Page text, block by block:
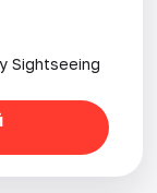
Sightseeing